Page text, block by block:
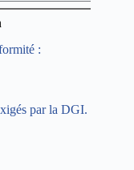
:
par la DGI.